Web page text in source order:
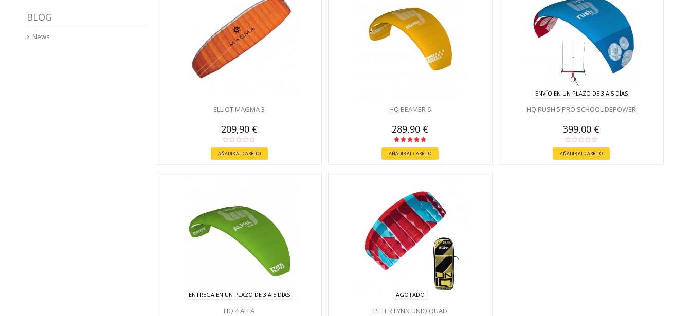
ELLIOT MAGMA 3
209,90 €
AÑADIR AL CARRITO
HQ BEAMER 6
289,90 €
AÑADIR AL CARRITO
ENVÍO EN UN PLAZO DE 3 A 5 DÍAS
HQ RUSH 5 PRO SCHOOL DEPOWER
399,00 €
AÑADIR AL CARRITO
ENTREGA EN UN PLAZO DE 3 A 5 DÍAS
HQ 4 ALFA
AGOTADO
PETER LYNN UNIQ QUAD
BLOG
News